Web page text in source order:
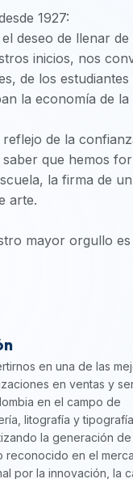
1927:
deseo de llenar
inicios, nos
de los
la economía de la
de la
que hemos
la firma de
arte.
mayor orgullo
en una de las
en ventas y
en el campo de
litografía y tipografía,
la generación de
reconocido en el
por la innovación, la